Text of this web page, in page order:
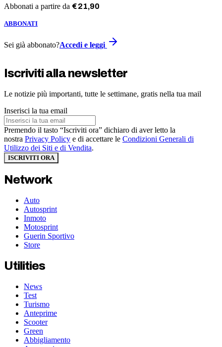
Abbonati a partire da €21,90
ABBONATI
Sei già abbonato?Accedi e leggi
Iscriviti alla newsletter
Le notizie più importanti, tutte le settimane, gratis nella tua mail
Inserisci la tua email
Premendo il tasto “Iscriviti ora” dichiaro di aver letto la
nostra Privacy Policy e di accettare le Condizioni Generali di
Utilizzo dei Siti e di Vendita.
ISCRIVITI ORA
Network
Auto
Autosprint
Inmoto
Motosprint
Guerin Sportivo
Store
Utilities
News
Test
Turismo
Anteprime
Scooter
Green
Abbigliamento